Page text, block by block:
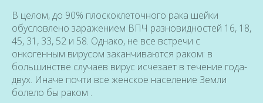
В целом, до 90% плоскоклеточного рака шейки
обусловлено заражением ВПЧ разновидностей 16, 18,
45, 31, 33, 52 и 58. Однако, не все встречи с
онкогенным вирусом заканчиваются раком: в
большинстве случаев вирус исчезает в течение года-
двух. Иначе почти все женское население Земли
болело бы раком .